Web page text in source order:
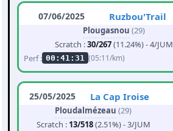
07/06/2025 Ruzbou'Trail
Plougasnou (29)
Scratch :30/267(11.24%) - 4/JUM
Perf : 00:41:31 (05:11/km)
25/05/2025 La Cap Iroise
Ploudalmézeau (29)
Scratch : 13/518(2.51%) - 3/JUM